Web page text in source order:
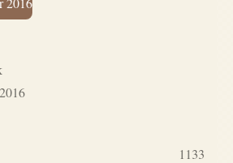
1133